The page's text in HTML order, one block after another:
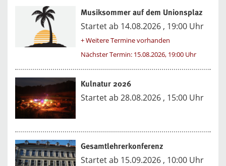
Musiksommer auf dem Unionsplaz
Startet ab 14.08.2026 , 19:00 Uhr
+ Weitere Termine vorhanden
Nächster Termin: 15.08.2026, 19:00 Uhr
Kulnatur 2026
Startet ab 28.08.2026 , 15:00 Uhr
Gesamtlehrerkonferenz
Startet ab 15.09.2026 , 10:00 Uhr